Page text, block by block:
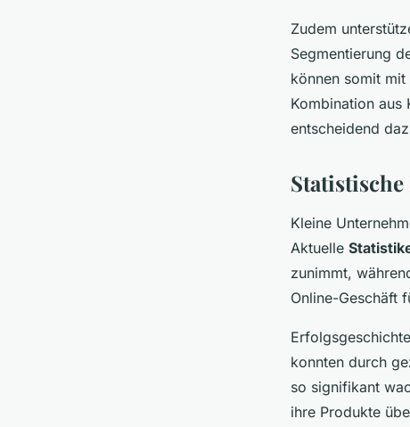
Zudem
Segmentierung
können somit
Kombination aus
entscheidend
Kleine
Aktuelle
zunimmt,
Online-Geschäft
konnten durch
so signifikant
ihre Produkte